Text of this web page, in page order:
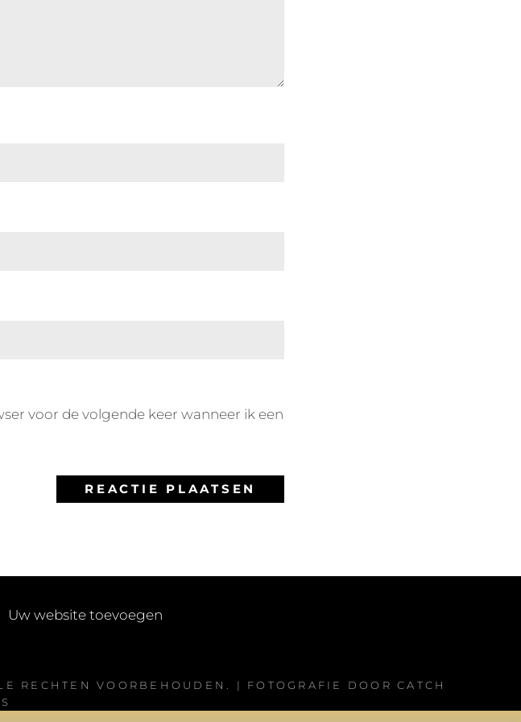
voor de volgende keer wanneer ik een
Uw website toevoegen
RECHTEN VOORBEHOUDEN. | FOTOGRAFIE DOORCATCH